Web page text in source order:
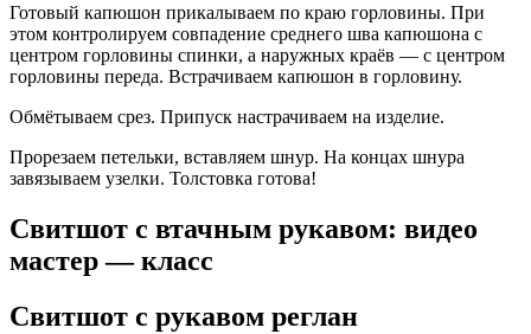
Готовый капюшон прикалываем по краю горловины. При
этом контролируем совпадение среднего шва капюшона с
центром горловины спинки, а наружных краёв — с центром
горловины переда. Встрачиваем капюшон в горловину.
Обмётываем срез. Припуск настрачиваем на изделие.
Прорезаем петельки, вставляем шнур. На концах шнура
завязываем узелки. Толстовка готова!
Свитшот с втачным рукавом: видео
мастер — класс
Свитшот с рукавом реглан